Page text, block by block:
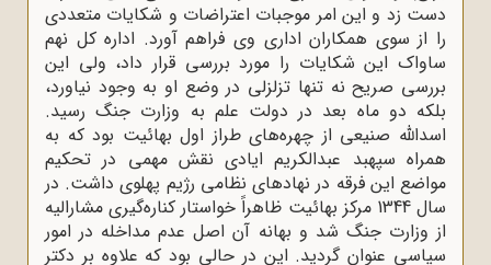
دست زد و این امر موجبات اعتراضات و شکایات متعددی
را از سوی همکاران اداری وی فراهم آورد. اداره کل نهم
ساواک این شکایات را مورد بررسی قرار داد، ولی این
بررسی صریح نه تنها تزلزلی در وضع او به وجود نیاورد،
بلکه دو ماه بعد در دولت علم به وزارت جنگ رسید.
اسدالله صنیعی از چهره‌های طراز اول بهائیت بود که به
همراه سپهبد عبدالکریم ایادی نقش مهمی در تحکیم
مواضع این فرقه در نهادهای نظامی رژیم پهلوی داشت. در
سال 1344 مرکز بهائیت ظاهراً خواستار کناره‌گیری مشارالیه
از وزارت جنگ شد و بهانه آن اصل عدم مداخله در امور
سیاسی عنوان گردید. این در حالی بود که علاوه بر دکتر